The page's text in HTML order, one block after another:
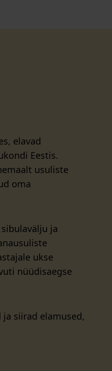
elavad
Eestis.
usuliste
oma
ja
ukse
nüüdisaegse
siirad elamused,